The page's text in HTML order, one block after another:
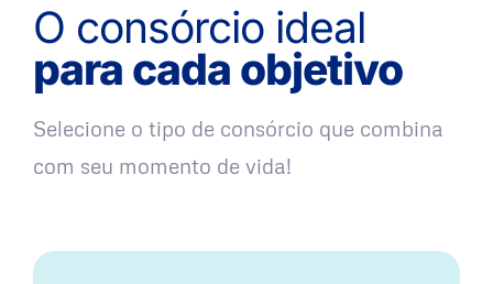
O consórcio ideal
para cada objetivo
Selecione o tipo de consórcio que combina
com seu momento de vida!